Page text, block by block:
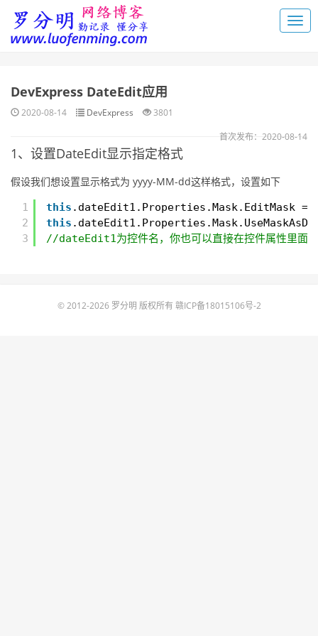
DevExpress DateEdit应用
2020-08-14 DevExpress
3801
首次发布：2020-08-14
1、设置DateEdit显示指定格式
假设我们想设置显示格式为 yyyy-MM-dd这样格式，设置如下
1
2
3
this .dateEdit1.Properties.Mask.EditMask =
this
//dateEdit1为控件名，你也可以直接在控件属性里面
© 2012-2026 罗分明 版权所有 赣ICP备18015106号-2